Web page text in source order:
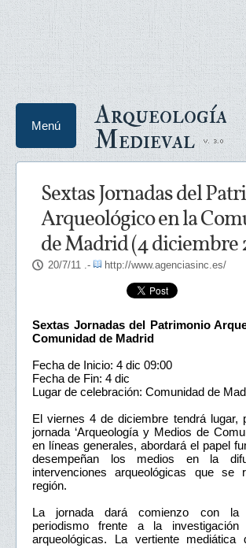
Arqueología
Medieval
Menú
Sextas Jornadas del
Arqueológico en la
de Madrid (4 diciembre
20/7/11 .- http://www.agenciasinc.es/
Sextas Jornadas del Patrimonio
Comunidad de Madrid
Fecha de Inicio: 4 dic 09:00
Fecha de Fin: 4 dic
Lugar de celebración: Comunidad de
El viernes 4 de diciembre tendrá lugar,
jornada ‘Arqueología y Medios de
en líneas generales, abordará el papel
desempeñan los medios en la
intervenciones arqueológicas que se
región.
La jornada dará comienzo con la
periodismo frente a la
arqueológicas. La vertiente mediática